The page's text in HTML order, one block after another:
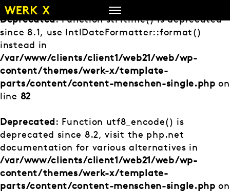
Zum
Inhalt
springen
Deprecated: Function strftime() is deprecated
since 8.1, use IntlDateFormatter::format()
instead in
/var/www/clients/client1/web21/web/wp-
content/themes/werk-x/template-
parts/content/content-menschen-single.php on
line 82
Deprecated: Function utf8_encode() is
deprecated since 8.2, visit the php.net
documentation for various alternatives in
/var/www/clients/client1/web21/web/wp-
content/themes/werk-x/template-
parts/content/content-menschen-single.php on